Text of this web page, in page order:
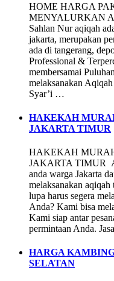
HOME HARGA
MENYALURKAN
Sahlan Nur aqiqah
jakarta, merupakan
ada di tangerang,
Professional &
membersamai
melaksanakan
Syar’i …
HAKEKAH
JAKARTA TIMUR
HAKEKAH
JAKARTA TIMUR
anda warga Jakarta
melaksanakan
lupa harus segera
Anda? Kami bisa
Kami siap antar
permintaan Anda.
HARGA
SELATAN